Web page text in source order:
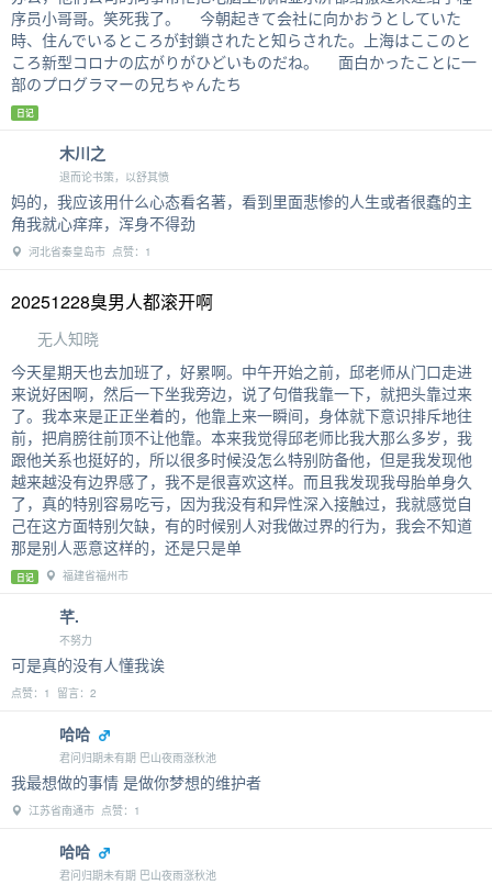
序员小哥哥。笑死我了。 今朝起きて会社に向かおうとしていた
時、住んでいるところが封鎖されたと知らされた。上海はここのと
ころ新型コロナの広がりがひどいものだね。 面白かったことに一
部のプログラマーの兄ちゃんたち
日记
木川之
退而论书策，以舒其愤
妈的，我应该用什么心态看名著，看到里面悲惨的人生或者很蠢的主
角我就心痒痒，浑身不得劲
河北省秦皇岛市 点赞：1
20251228臭男人都滚开啊
无人知晓
今天星期天也去加班了，好累啊。中午开始之前，邱老师从门口走进
来说好困啊，然后一下坐我旁边，说了句借我靠一下，就把头靠过来
了。我本来是正正坐着的，他靠上来一瞬间，身体就下意识排斥地往
前，把肩膀往前顶不让他靠。本来我觉得邱老师比我大那么多岁，我
跟他关系也挺好的，所以很多时候没怎么特别防备他，但是我发现他
越来越没有边界感了，我不是很喜欢这样。而且我发现我母胎单身久
了，真的特别容易吃亏，因为我没有和异性深入接触过，我就感觉自
己在这方面特别欠缺，有的时候别人对我做过界的行为，我会不知道
那是别人恶意这样的，还是只是单
日记 福建省福州市
芊.
不努力
可是真的没有人懂我诶
点赞：1 留言：2
哈哈
君问归期未有期 巴山夜雨涨秋池
我最想做的事情 是做你梦想的维护者
江苏省南通市 点赞：1
哈哈
君问归期未有期 巴山夜雨涨秋池